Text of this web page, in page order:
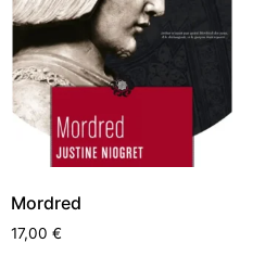
Mordred
17,00 €